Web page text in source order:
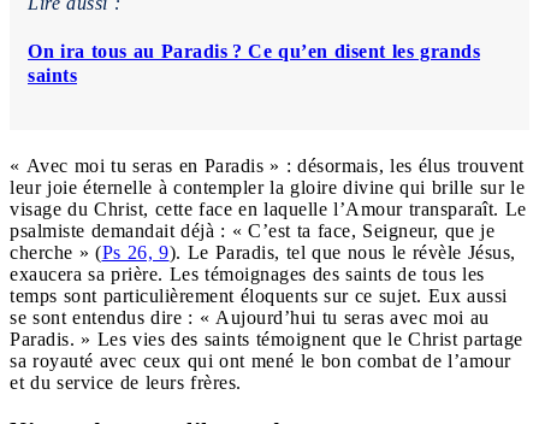
On ira tous au Paradis ? Ce qu’en disent les grands
saints
« Avec moi tu seras en Paradis » : désormais, les élus trouvent
leur joie éternelle à contempler la gloire divine qui brille sur le
visage du Christ, cette face en laquelle l’Amour transparaît. Le
psalmiste demandait déjà : « C’est ta face, Seigneur, que je
cherche » (Ps 26, 9). Le Paradis, tel que nous le révèle Jésus,
exaucera sa prière. Les témoignages des saints de tous les
temps sont particulièrement éloquents sur ce sujet. Eux aussi
se sont entendus dire : « Aujourd’hui tu seras avec moi au
Paradis. » Les vies des saints témoignent que le Christ partage
sa royauté avec ceux qui ont mené le bon combat de l’amour
et du service de leurs frères.